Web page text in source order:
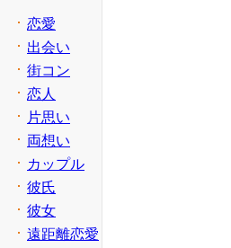
恋愛
出会い
街コン
恋人
片思い
両想い
カップル
彼氏
彼女
遠距離恋愛